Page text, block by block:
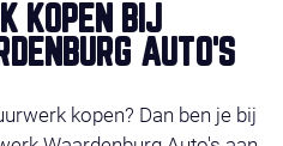
uw vuurwerk online en
en gratis vuurwerk. Het
u gekozen afhaaldag
Wilt u liever bestellen in
onze contact
.Wij wensen
KOPEN BIJ
AUTO'S
kopen? Dan ben je bij